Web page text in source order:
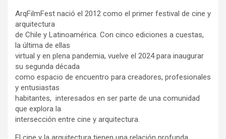
ArqFilmFest nació el 2012 como el primer festival de cine y
arquitectura
de Chile y Latinoamérica. Con cinco ediciones a cuestas,
la última de ellas
virtual y en plena pandemia, vuelve el 2024 para inaugurar
su segunda década
como espacio de encuentro para creadores, profesionales
y entusiastas
habitantes, interesados en ser parte de una comunidad
que explora la
intersección entre cine y arquitectura.